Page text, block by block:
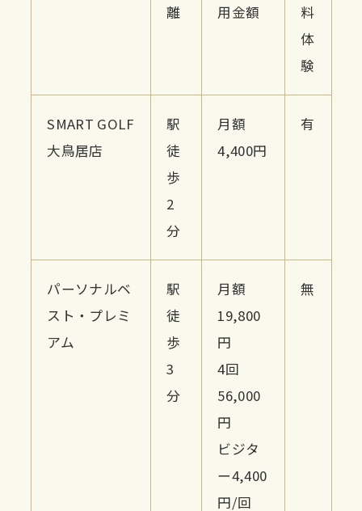
離
用金額
料
体
験
SMART GOLF
大鳥居店
駅
徒
歩
2
分
月額
4,400円
有
パーソナルベ
スト・プレミ
アム
駅
徒
歩
3
分
月額
19,800
円
4回
56,000
円
ビジタ
ー4,400
円/回
無